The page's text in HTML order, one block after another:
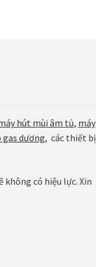
hút mùi âm tủ, máy
gas dương, các thiết bị
có hiệu lực. Xin